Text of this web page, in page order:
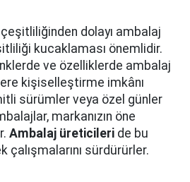
dolayı ambalaj
kucaklaması önemlidir.
ve özelliklerde ambalaj
kişiselleştirme imkânı
sürümler veya özel günler
markanızın öne
Ambalaj üreticileri de bu
çalışmalarını sürdürürler.